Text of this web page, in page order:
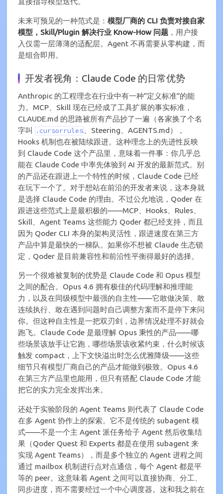
未来可预见的一种范式是： 模型厂商的 CLI 负责对接自家
模型，Skill/Plugin 解决行业 Know-How 问题 ，用户接
入仅需一层薄薄的适配层。Agent 不再需要从零构建，而
是组合即用。
开发者视角：Claude Code 的日常优势
Anthropic 的工程理念在行业中有一种”定义标准”的能
力。MCP、Skill 现在已经成了工具扩展的事实标准，
CLAUDE.md 的思路被所有产品抄了一遍（各家换了个名
字叫
.cursorrules 、Steering、AGENTS.md），
Hooks 机制也在被陆续跟进。这种理念上的先进性反映
到 Claude Code 这个产品里，意味着一件事：你几乎总
能在 Claude Code 中率先体验到 AI 开发的最新范式。别
的产品还在跟进上一个特性的时候，Claude Code 已经
在玩下一个了。对于想站在前沿的开发者来说，这本身就
是选择 Claude Code 的理由。不过公允地说，Qoder 在
跟进这些范式上是最积极的——MCP、Hooks、Rules、
Skill、Agent Teams 这些能力 Qoder 都已经支持，而且
因为 Qoder CLI 本身的架构灵活性，跟进速度在第三方
产品中算是最快的一梯队。如果你不想被 Claude 生态锁
定，Qoder 是目前兼容性和前沿性平衡得最好的选择。
另一个很难被复制的优势是 Claude Code 和 Opus 模型
之间的配合。Opus 4.6 拥有极佳的代码理解和推理能
力，以及在同级模型中最强的自主性——它敢做决策、敢
连续执行、敢在遇到问题时自己调整方案而不是停下来问
你。但这种自主性是一把双刃剑，边界情况处理不好就会
跑飞。Claude Code 是最理解 Opus 秉性的产品——哪
些场景该放手让它跑，哪些场景该收紧约束，什么时候该
触发 compact，上下文快溢出时怎么优雅降级——这些
细节只有模型厂商自己的产品才能做到极致。Opus 4.6
在第三方产品里也能用，但只有搭配 Claude Code 才能
把它的实力完全发挥出来。
还处于实验阶段的 Agent Teams 则代表了 Claude Code
在多 Agent 协作上的探索。它不是传统的 subagent 模
式——不是一个主 Agent 派任务给子 Agent 然后收集结
果（Qoder Quest 和 Experts 都是在使用 subagent 来
实现 Agent Teams），而是多个独立的 Agent 进程之间
通过 mailbox 机制进行点对点通信，每个 Agent 都是平
等的 peer。这意味着 Agent 之间可以直接协商、分工、
同步进度，而不需要经过一个中心调度器。这和我之前在